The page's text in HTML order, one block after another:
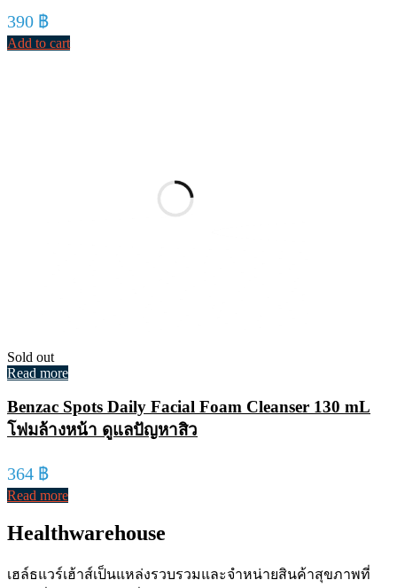
390 ฿
Add to cart
Sold out
Read more
Benzac Spots Daily Facial Foam Cleanser 130 mL
โฟมล้างหน้า ดูแลปัญหาสิว
364 ฿
Read more
Healthwarehouse
เฮล์ธแวร์เฮ้าส์เป็นแหล่งรวบรวมและจำหน่ายสินค้าสุขภาพที่